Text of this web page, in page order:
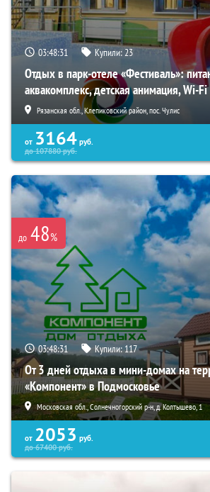
03:48:29 Купили:23
Отдых в парк-отеле «Фестиваль»:
аквакомплекс, детская анимация, Wi-Fi
Рязанская обл., Клепиковский район, пос. Чулис
от 3164 руб.
до107880руб.
до 48%
03:48:29 Купили: 117
От 3 дней отдыха в мини-домах на
«Компонент» в Подмосковье
Московская обл., Солнечногорский р-н, д. Колтышево, 1
от 2053 руб.
до67400руб.